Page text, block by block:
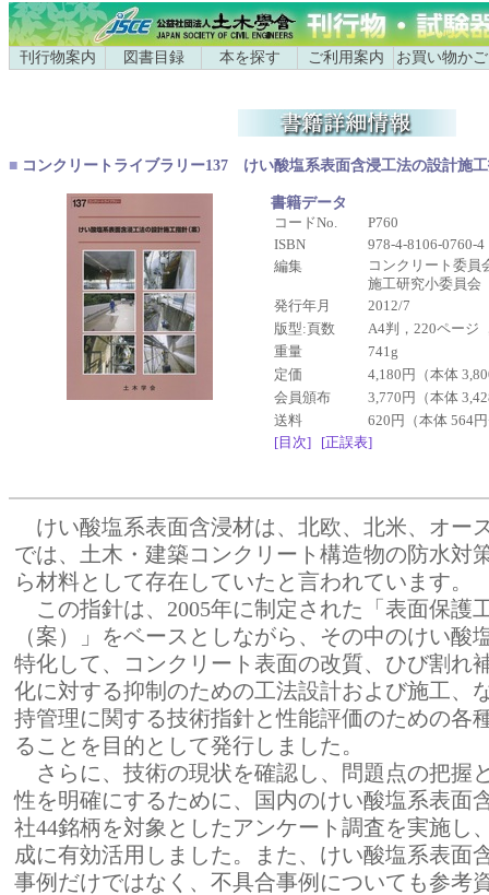
刊行物案内 図書目録 本を探す ご利用案内 お買い物かご
■ コンクリートライブラリー137 けい酸塩系表面含浸工法の設計施
書籍データ
コードNo.
P760
ISBN
978-4-8106-0760-4
編集
コンクリート委
施工研究小委員会
発行年月
2012/7
版型:頁数
A4判，220ページ
重量
741g
定価
4,180円（本体
会員頒布
3,770円（本体
送料
620円（本体 564
[目次]
[正誤表]
けい酸塩系表面含浸材は、北欧、北米、オー
では、土木・建築コンクリート構造物の防水対
ら材料として存在していたと言われています。
この指針は、2005年に制定された「表面保
（案）」をベースとしながら、その中のけい酸
特化して、コンクリート表面の改質、ひび割れ
化に対する抑制のための工法設計および施工、
持管理に関する技術指針と性能評価のための各
ることを目的として発行しました。
さらに、技術の現状を確認し、問題点の把握
性を明確にするために、国内のけい酸塩系表面
社44銘柄を対象としたアンケート調査を実施し
成に有効活用しました。また、けい酸塩系表面
事例だけではなく、不具合事例についても参考